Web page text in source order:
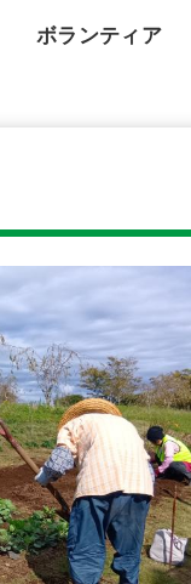
ボランティア